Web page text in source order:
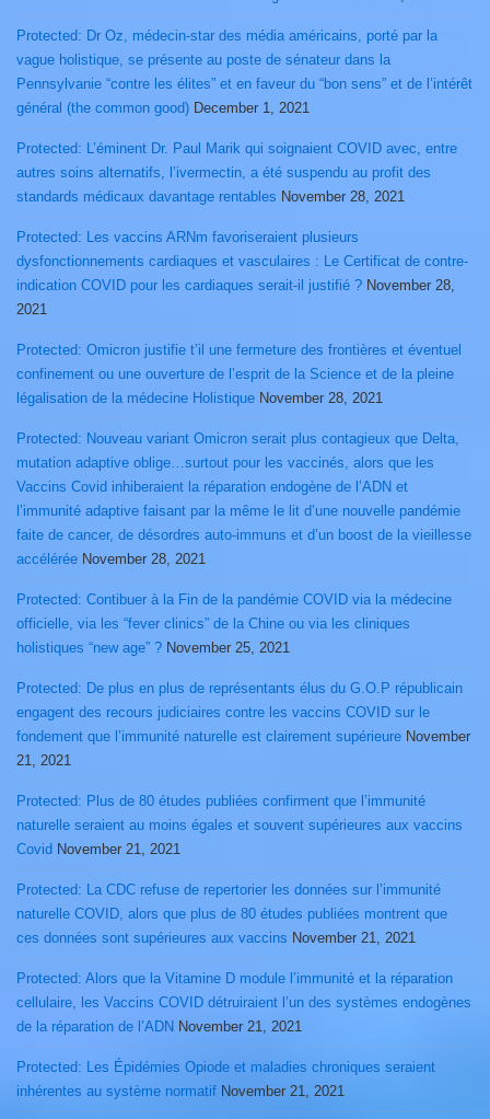
Protected: Dr Oz, médecin-star des média américains, porté par la
vague holistique, se présente au poste de sénateur dans la
Pennsylvanie “contre les élites” et en faveur du “bon sens” et de l’intérêt
général (the common good) December 1, 2021
Protected: L’éminent Dr. Paul Marik qui soignaient COVID avec, entre
autres soins alternatifs, l’ivermectin, a été suspendu au profit des
standards médicaux davantage rentables November 28, 2021
Protected: Les vaccins ARNm favoriseraient plusieurs
dysfonctionnements cardiaques et vasculaires : Le Certificat de contre-
indication COVID pour les cardiaques serait-il justifié ? November 28,
2021
Protected: Omicron justifie t’il une fermeture des frontières et éventuel
confinement ou une ouverture de l’esprit de la Science et de la pleine
légalisation de la médecine Holistique November 28, 2021
Protected: Nouveau variant Omicron serait plus contagieux que Delta,
mutation adaptive oblige…surtout pour les vaccinés, alors que les
Vaccins Covid inhiberaient la réparation endogène de l’ADN et
l’immunité adaptive faisant par la même le lit d’une nouvelle pandémie
faite de cancer, de désordres auto-immuns et d’un boost de la vieillesse
accélérée November 28, 2021
Protected: Contibuer à la Fin de la pandémie COVID via la médecine
officielle, via les “fever clinics” de la Chine ou via les cliniques
holistiques “new age” ? November 25, 2021
Protected: De plus en plus de représentants élus du G.O.P républicain
engagent des recours judiciaires contre les vaccins COVID sur le
fondement que l’immunité naturelle est clairement supérieure November
21, 2021
Protected: Plus de 80 études publiées confirment que l’immunité
naturelle seraient au moins égales et souvent supérieures aux vaccins
Covid November 21, 2021
Protected: La CDC refuse de repertorier les données sur l’immunité
naturelle COVID, alors que plus de 80 études publiées montrent que
ces données sont supérieures aux vaccins November 21, 2021
Protected: Alors que la Vitamine D module l’immunité et la réparation
cellulaire, les Vaccins COVID détruiraient l’un des systèmes endogènes
de la réparation de l’ADN November 21, 2021
Protected: Les Épidémies Opiode et maladies chroniques seraient
inhérentes au système normatif November 21, 2021